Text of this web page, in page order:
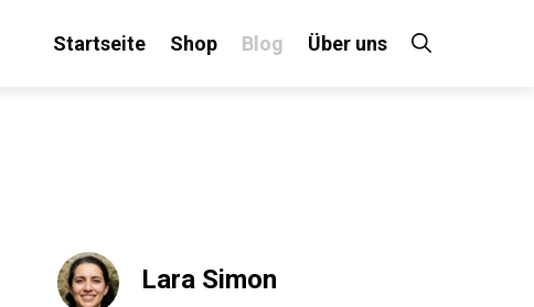
Startseite Shop Blog Über uns
Lara Simon